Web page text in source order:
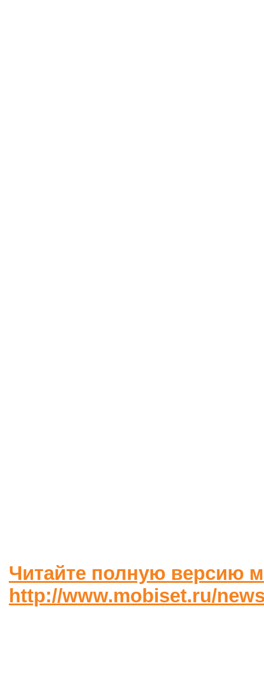
Читайте полную версию
http://www.mobiset.ru/